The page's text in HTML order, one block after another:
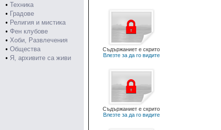
• Техника
• Градове
• Религия и мистика
• Фен клубове
• Хоби, Развлечения
• Общества
• Я, архивите са живи
Съдържаниет е скрито
Влезте за да го видите
Съдържаниет е скрито
Влезте за да го видите